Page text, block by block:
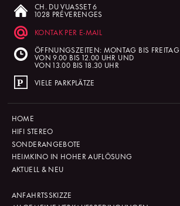
CH. DU VUASSET 6
1028 PRÉVERENGES
KONTAK PER E-MAIL
ÖFFNUNGSZEITEN: MONTAG BIS FREITAG
VON 9.00 BIS 12.00 UHR UND
VON 13.00 BIS 18.30 UHR
VIELE PARKPLÄTZE
HOME
HIFI STEREO
SONDERANGEBOTE
HEIMKINO IN HOHER AUFLÖSUNG
AKTUELL & NEU
ANFAHRTSSKIZZE